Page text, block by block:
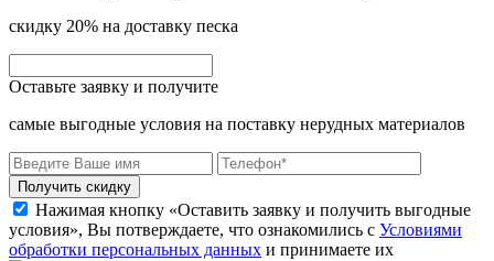
скидку 20% на доставку песка
Оставьте заявку и получите
самые выгодные условия на поставку нерудных материалов
Получить скидку
Нажимая кнопку «Оставить заявку и получить выгодные
условия», Вы потверждаете, что ознакомились с Условиями
обработки персональных данных и принимаете их